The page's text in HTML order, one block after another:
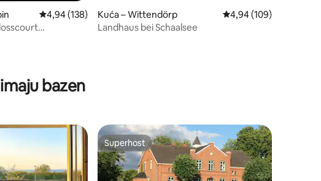
91
Prosječna ocjena: 4,94/5, recenzija: 138
4,94 (138)
Kuća – Wittendörp Prosječna ocjena:
4,94 (109)
Landhaus bei Schaalsee
bazen
s oznakom „Odabrali gosti”
Superhost
Superhost